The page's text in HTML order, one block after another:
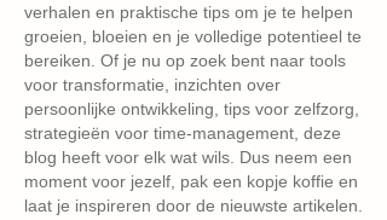
verhalen en praktische tips om je te helpen
groeien, bloeien en je volledige potentieel te
bereiken. Of je nu op zoek bent naar tools
voor transformatie, inzichten over
persoonlijke ontwikkeling, tips voor zelfzorg,
strategieën voor time-management, deze
blog heeft voor elk wat wils. Dus neem een ​​
moment voor jezelf, pak een kopje koffie en
laat je inspireren door de nieuwste artikelen.